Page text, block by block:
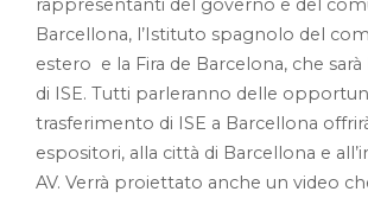
rappresentanti del governo e del
Barcellona, l’Istituto spagnolo del
estero e la Fira de Barcelona, che sarà
di ISE. Tutti parleranno delle
trasferimento di ISE a Barcellona
espositori, alla città di Barcellona e
AV. Verrà proiettato anche un video